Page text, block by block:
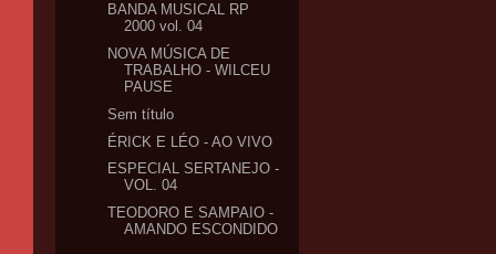
BANDA MUSICAL RP
2000 vol. 04
NOVA MÚSICA DE
TRABALHO - WILCEU
PAUSE
Sem título
ÉRICK E LÉO - AO VIVO
ESPECIAL SERTANEJO -
VOL. 04
TEODORO E SAMPAIO -
AMANDO ESCONDIDO